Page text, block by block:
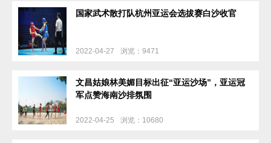
国家武术散打队杭州亚运会选拔赛白沙收官
2022-04-27 浏览：9471
文昌姑娘林美媚目标出征“亚运沙场”，亚运冠
军点赞海南沙排氛围
2022-04-25 浏览：10680